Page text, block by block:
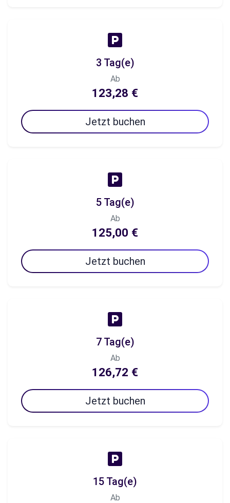
3 Tag(e)
Ab
123,28 €
Jetzt buchen
5 Tag(e)
Ab
125,00 €
Jetzt buchen
7 Tag(e)
Ab
126,72 €
Jetzt buchen
15 Tag(e)
Ab